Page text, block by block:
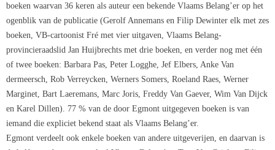
boeken waarvan 36 keren als auteur een bekende Vlaams Belang’er op het
ogenblik van de publicatie (Gerolf Annemans en Filip Dewinter elk met zes
boeken, VB-cartoonist Fré met vier uitgaven, Vlaams Belang-
provincieraadslid Jan Huijbrechts met drie boeken, en verder nog met één
of twee boeken: Barbara Pas, Peter Logghe, Jef Elbers, Anke Van
dermeersch, Rob Verreycken, Werners Somers, Roeland Raes, Werner
Marginet, Bart Laeremans, Marc Joris, Freddy Van Gaever, Wim Van Dijck
en Karel Dillen). 77 % van de door Egmont uitgegeven boeken is van
iemand die expliciet bekend staat als Vlaams Belang’er.
Egmont verdeelt ook enkele boeken van andere uitgeverijen, en daarvan is